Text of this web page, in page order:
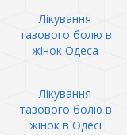
Лікування
тазового болю в
жінок Одеса
Лікування
тазового болю в
жінок в Одесі